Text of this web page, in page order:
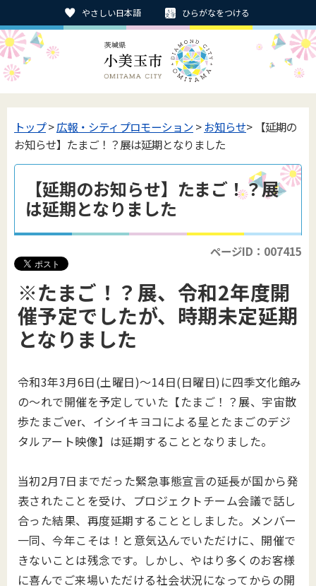
やさしい日本語 ひらがなをつける
トップ>広報・シティプロモーション>お知らせ> 【延期の
お知らせ】たまご！？展は延期となりました
【延期のお知らせ】たまご！？展
は延期となりました
ページID：007415
※たまご！？展、令和2年度開
催予定でしたが、時期未定延期
となりました
令和3年3月6日(土曜日)～14日(日曜日)に四季文化館み
の～れで開催を予定していた【たまご！？展、宇宙散
歩たまごver、イシイキヨコによる星とたまごのデジ
タルアート映像】は延期することとなりました。
当初2月7日までだった緊急事態宣言の延長が国から発
表されたことを受け、プロジェクトチーム会議で話し
合った結果、再度延期することとしました。メンバー
一同、今年こそは！と意気込んでいただけに、開催で
きないことは残念です。しかし、やはり多くのお客様
に喜んでご来場いただける社会状況になってからの開